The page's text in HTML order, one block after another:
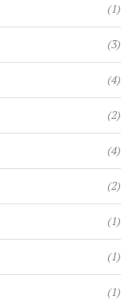
(1)
(3)
(4)
(2)
(4)
(2)
(1)
(1)
(1)